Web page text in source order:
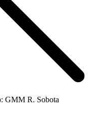
GMM R. Sobota